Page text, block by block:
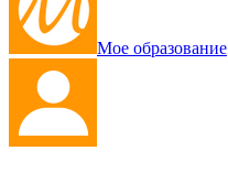
Мое образование